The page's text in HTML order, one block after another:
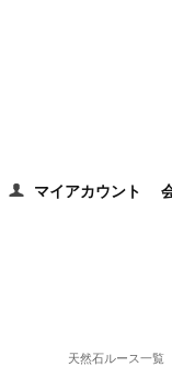
マイアカウント
天然石ルース一覧